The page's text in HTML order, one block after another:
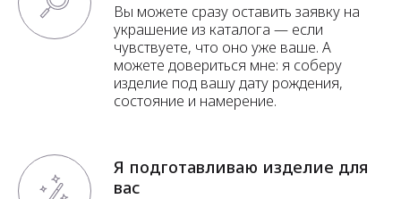
Вы можете сразу оставить заявку на
украшение из каталога — если
чувствуете, что оно уже ваше. А
можете довериться мне: я соберу
изделие под вашу дату рождения,
состояние и намерение.
Я подготавливаю изделие для
вас